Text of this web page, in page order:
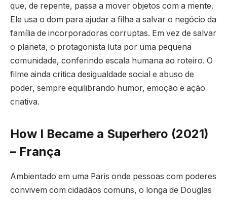
que, de repente, passa a mover objetos com a mente.
Ele usa o dom para ajudar a filha a salvar o negócio da
família de incorporadoras corruptas. Em vez de salvar
o planeta, o protagonista luta por uma pequena
comunidade, conferindo escala humana ao roteiro. O
filme ainda critica desigualdade social e abuso de
poder, sempre equilibrando humor, emoção e ação
criativa.
How I Became a Superhero (2021)
– França
Ambientado em uma Paris onde pessoas com poderes
convivem com cidadãos comuns, o longa de Douglas